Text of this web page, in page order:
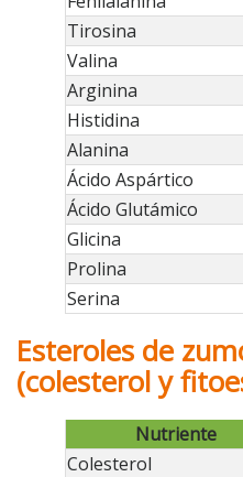
Tirosina
Valina
Arginina
Histidina
Alanina
Ácido Aspártico
Ácido Glutámico
Glicina
Prolina
Serina
Esteroles de
(colesterol y
Nutriente
Colesterol